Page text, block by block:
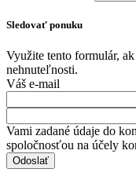
Sledovať ponuku
Využite tento formulár,
nehnuteľnosti.
Váš e-mail
Vami zadané údaje do
spoločnosťou na účely